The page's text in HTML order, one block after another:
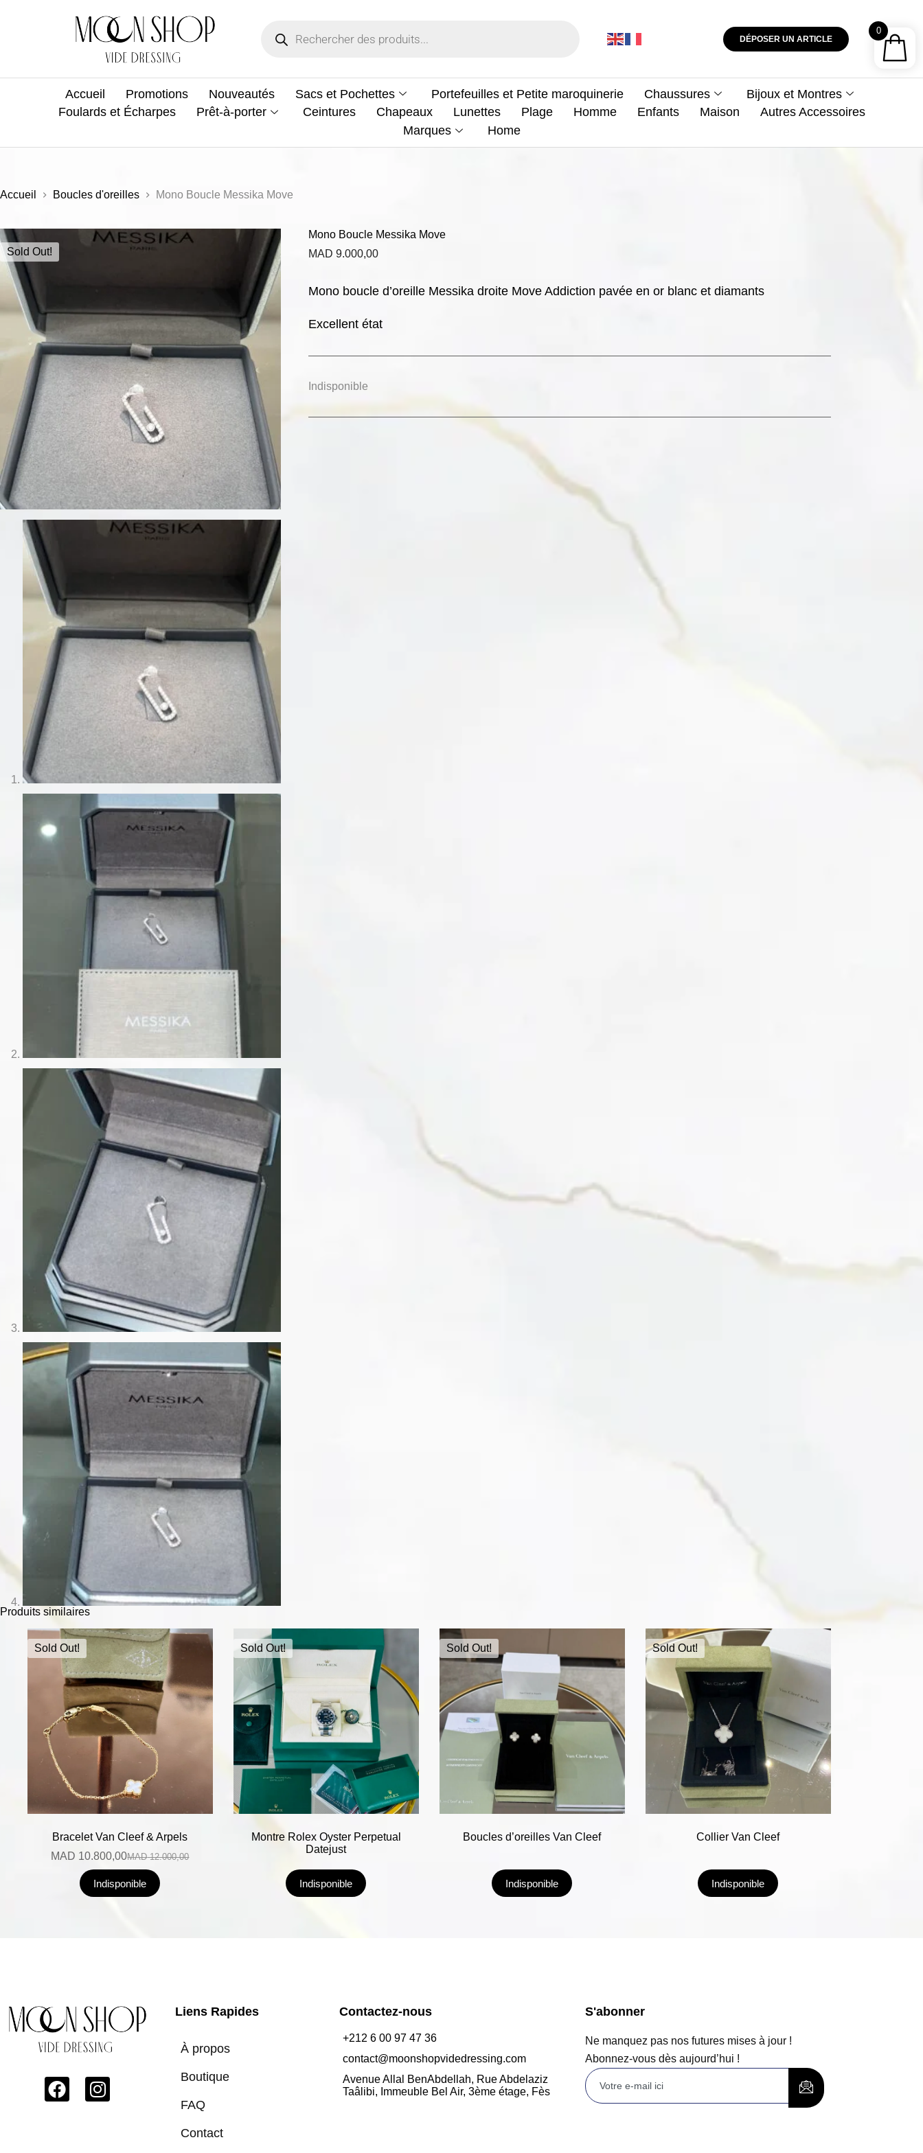
DÉPOSER UN ARTICLE
Accueil Promotions Nouveautés Sacs et Pochettes Portefeuilles et Petite maroquinerie Chaussures
Bijoux et Montres
Foulards et Écharpes
Prêt-à-porter Ceintures Chapeaux Lunettes Plage Homme Enfants Maison
Autres Accessoires
Marques
Home
Accueil Boucles d'oreilles Mono Boucle Messika Move
Sold Out!
Mono Boucle Messika Move
MAD 9.000,00
Mono boucle d’oreille Messika droite Move Addiction pavée en or blanc et diamants
Excellent état
Indisponible
Produits similaires
Sold Out!
Bracelet Van Cleef & Arpels
MAD12.000,00
MAD 10.800,00
Indisponible
Sold Out!
Montre Rolex Oyster Perpetual
Datejust
Indisponible
Sold Out!
Boucles d’oreilles Van Cleef
Indisponible
Sold Out!
Collier Van Cleef
Indisponible
Liens Rapides
À propos
Boutique
FAQ
Contact
Contactez-nous
+212 6 00 97 47 36
contact@moonshopvidedressing.com
Avenue Allal BenAbdellah, Rue Abdelaziz
Taâlibi, Immeuble Bel Air, 3ème étage, Fès
S'abonner
Ne manquez pas nos futures mises à jour !
Abonnez-vous dès aujourd’hui !
0